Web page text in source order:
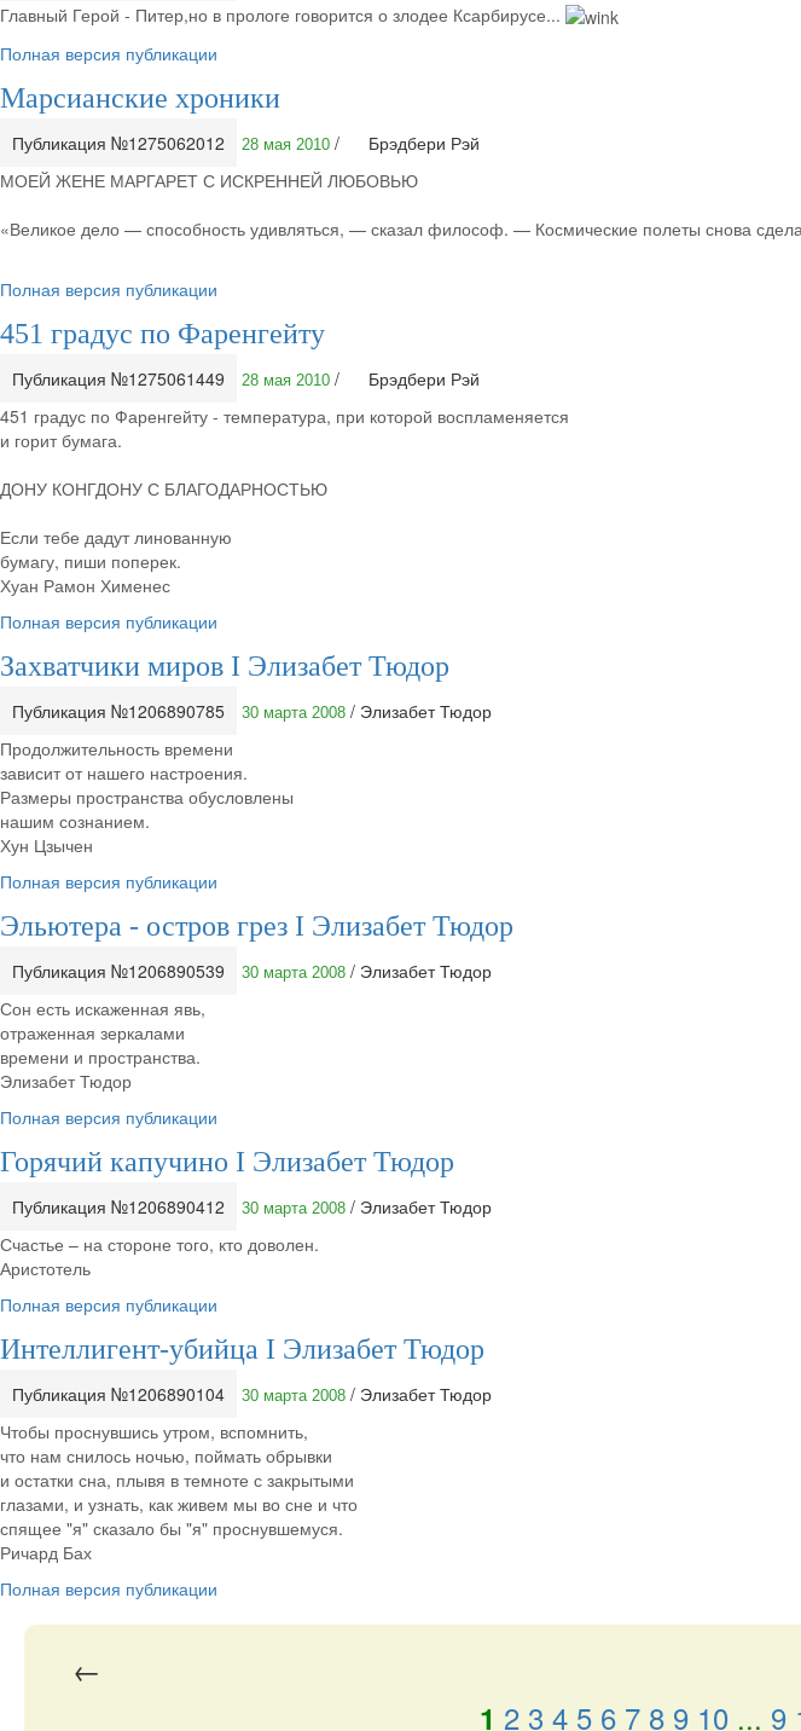
Главный Герой - Питер,но в прологе говорится о злодее Ксарбирусе...
Полная версия публикации
Марсианские хроники
Публикация №1275062012 28 мая 2010 /
Брэдбери Рэй
МОЕЙ ЖЕНЕ МАРГАРЕТ С ИСКРЕННЕЙ ЛЮБОВЬЮ
«Великое дело — способность удивляться, — сказал философ. — Космические полеты снова
Полная версия публикации
451 градус по Фаренгейту
Публикация №1275061449 28 мая 2010 /
Брэдбери Рэй
451 градус по Фаренгейту - температура, при которой воспламеняется
и горит бумага.
ДОНУ КОНГДОНУ С БЛАГОДАРНОСТЬЮ
Если тебе дадут линованную
бумагу, пиши поперек.
Хуан Рамон Хименес
Полная версия публикации
Захватчики миров I Элизабет Тюдор
Публикация №1206890785 30 марта 2008 / Элизабет Тюдор
Продолжительность времени
зависит от нашего настроения.
Размеры пространства обусловлены
нашим сознанием.
Хун Цзычен
Полная версия публикации
Эльютера - остров грез I Элизабет Тюдор
Публикация №1206890539 30 марта 2008 / Элизабет Тюдор
Сон есть искаженная явь,
отраженная зеркалами
времени и пространства.
Элизабет Тюдор
Полная версия публикации
Горячий капучино I Элизабет Тюдор
Публикация №1206890412 30 марта 2008 / Элизабет Тюдор
Счастье – на стороне того, кто доволен.
Аристотель
Полная версия публикации
Интеллигент-убийца I Элизабет Тюдор
Публикация №1206890104 30 марта 2008 / Элизабет Тюдор
Чтобы проснувшись утром, вспомнить,
что нам снилось ночью, поймать обрывки
и остатки сна, плывя в темноте с закрытыми
глазами, и узнать, как живем мы во сне и что
спящее "я" сказало бы "я" проснувшемуся.
Ричард Бах
Полная версия публикации
←
1 2 3 4 5 6 7 8 9 10... 9